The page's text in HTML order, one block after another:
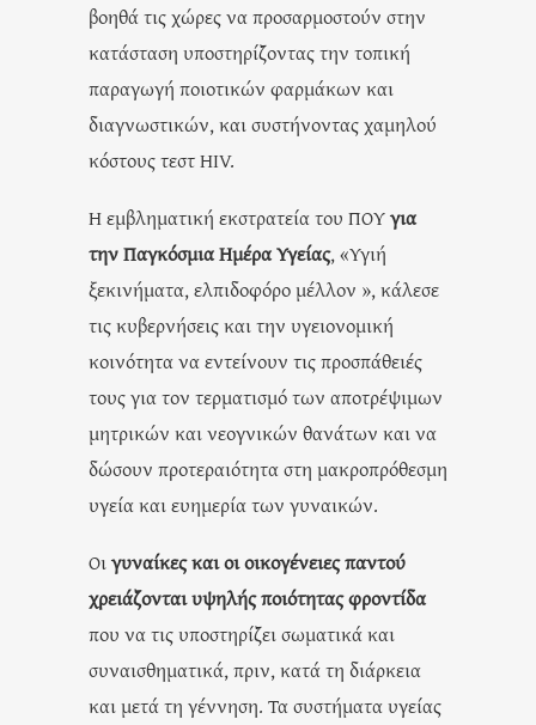
βοηθά τις χώρες να προσαρμοστούν στην
κατάσταση υποστηρίζοντας την τοπική
παραγωγή ποιοτικών φαρμάκων και
διαγνωστικών, και συστήνοντας χαμηλού
κόστους τεστ HIV.
Η εμβληματική εκστρατεία του ΠΟΥγια
την Παγκόσμια Ημέρα Υγείας, «Υγιή
ξεκινήματα, ελπιδοφόρο μέλλον », κάλεσε
τις κυβερνήσεις και την υγειονομική
κοινότητα να εντείνουν τις προσπάθειές
τους για τον τερματισμό των αποτρέψιμων
μητρικών και νεογνικών θανάτων και να
δώσουν προτεραιότητα στη μακροπρόθεσμη
υγεία και ευημερία των γυναικών.
Οιγυναίκες και οι οικογένειες παντού
χρειάζονται υψηλής ποιότητας φροντίδα
που να τις υποστηρίζει σωματικά και
συναισθηματικά, πριν, κατά τη διάρκεια
και μετά τη γέννηση. Τα συστήματα υγείας